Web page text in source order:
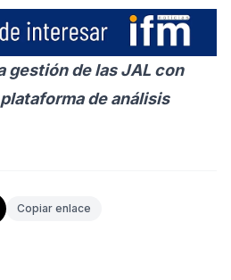
gestión de las JAL con
de análisis
Copiar enlace